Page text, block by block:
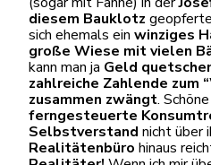
diesem Bauklotz
sich ehemals ein winziges
große Wiese mit vielen
kann man ja Geld
zahlreiche Zahlende zum
zusammen zwängt.
ferngesteuerte
Selbstverstand nicht über
Realitätenbüro hinaus